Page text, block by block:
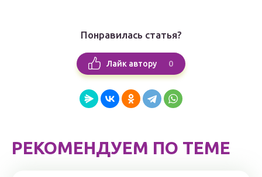
Понравилась статья?
Лайк автору 0
РЕКОМЕНДУЕМ ПО ТЕМЕ